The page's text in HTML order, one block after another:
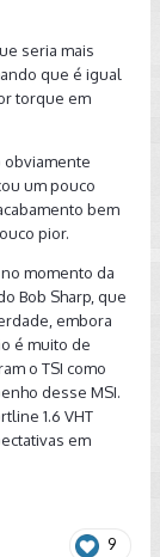
seria mais
que é igual
torque em
obviamente
um pouco
bem
pior.
momento da
Bob Sharp, que
embora
é muito de
o TSI como
desse MSI.
1.6 VHT
em
9